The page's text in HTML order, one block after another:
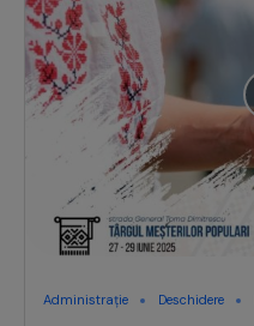
Administrație Deschidere